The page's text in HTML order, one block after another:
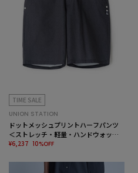
TIME SALE
UNION STATION
ドットメッシュプリントハーフパンツ
＜ストレッチ・軽量・ハンドウォッシ
ャブル・通気性＞
¥6,237 10%OFF